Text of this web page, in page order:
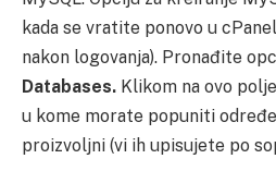
kada se vratite ponovo u
nakon logovanja). Pronađite
Databases. Klikom na ovo
u kome morate popuniti
proizvoljni (vi ih upisujete po